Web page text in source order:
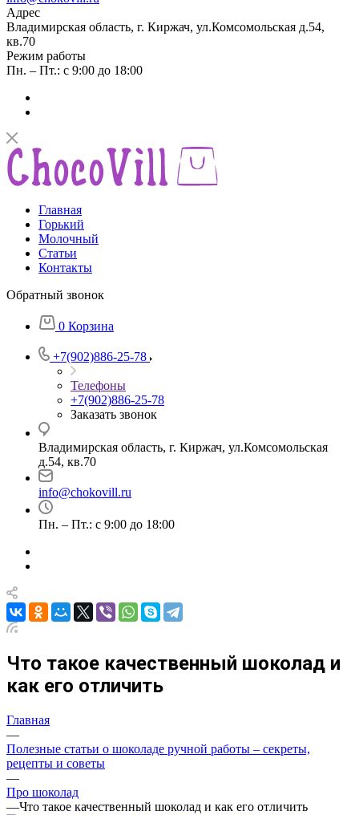
Адрес
Владимирская область, г. Киржач, ул.Комсомольская д.54,
кв.70
Режим работы
Пн. – Пт.: с 9:00 до 18:00
Главная
Горький
Молочный
Статьи
Контакты
Обратный звонок
0 Корзина
+7(902)886-25-78
Телефоны
+7(902)886-25-78
Заказать звонок
Владимирская область, г. Киржач, ул.Комсомольская
д.54, кв.70
info@chokovill.ru
Пн. – Пт.: с 9:00 до 18:00
Что такое качественный шоколад и
как его отличить
Главная
—
Полезные статьи о шоколаде ручной работы – секреты,
рецепты и советы
—
Про шоколад
—Что такое качественный шоколад и как его отличить